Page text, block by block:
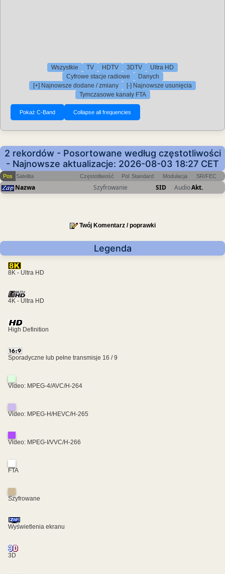
Wszystkie TV HDTV 3DTV
Ultra HD
Cyfrowe stacje radiowe
Danych
[+] Najnowsze dodane / zmiany
[-] Najnowsze usunięcia
Tymczasowe kanały FTA
2 rekordów - Posortowane według częstotliwości
- Najnowsze aktualizacje: 2026-08-03 18:27 CET
Pos Satelita Częstotliwość Pol Standard Modulacja SR/FEC
Nazwa Szyfrowanie SID AudioAkt.
Twój Komentarz / poprawki
Legenda
8K - Ultra HD
4K - Ultra HD
High Definition
Sporadyczne lub pełne transmisje 16 / 9
Video: MPEG-4/AVC/H-264
Video: MPEG-H/HEVC/H-265
Video: MPEG-I/VVC/H-266
FTA
Szyfrowane
Wyświetlenia ekranu
3D